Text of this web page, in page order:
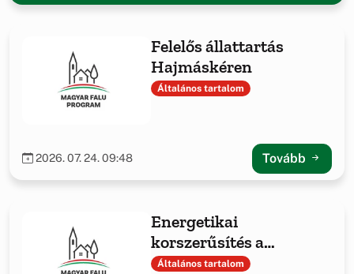
Felelős állattartás
Hajmáskéren
Általános tartalom
2026. 07. 24. 09:48 Tovább
Energetikai
korszerűsítés a
Hajmáskéri Közös
Általános tartalom